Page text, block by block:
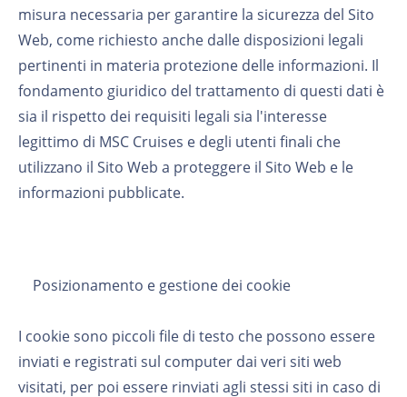
misura necessaria per garantire la sicurezza del Sito
Web, come richiesto anche dalle disposizioni legali
pertinenti in materia protezione delle informazioni. Il
fondamento giuridico del trattamento di questi dati è
sia il rispetto dei requisiti legali sia l'interesse
legittimo di MSC Cruises e degli utenti finali che
utilizzano il Sito Web a proteggere il Sito Web e le
informazioni pubblicate.
Posizionamento e gestione dei cookie
I cookie sono piccoli file di testo che possono essere
inviati e registrati sul computer dai veri siti web
visitati, per poi essere rinviati agli stessi siti in caso di